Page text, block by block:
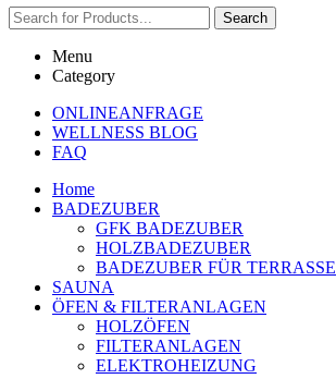
Search
Menu
Category
ONLINEANFRAGE
WELLNESS BLOG
FAQ
Home
BADEZUBER
GFK BADEZUBER
HOLZBADEZUBER
BADEZUBER FÜR TERRASSE
SAUNA
ÖFEN & FILTERANLAGEN
HOLZÖFEN
FILTERANLAGEN
ELEKTROHEIZUNG